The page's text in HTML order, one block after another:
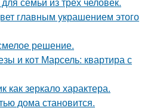
главным украшением этого
решение.
и кот Марсель: квартира с
как зеркало характера.
дома становится.